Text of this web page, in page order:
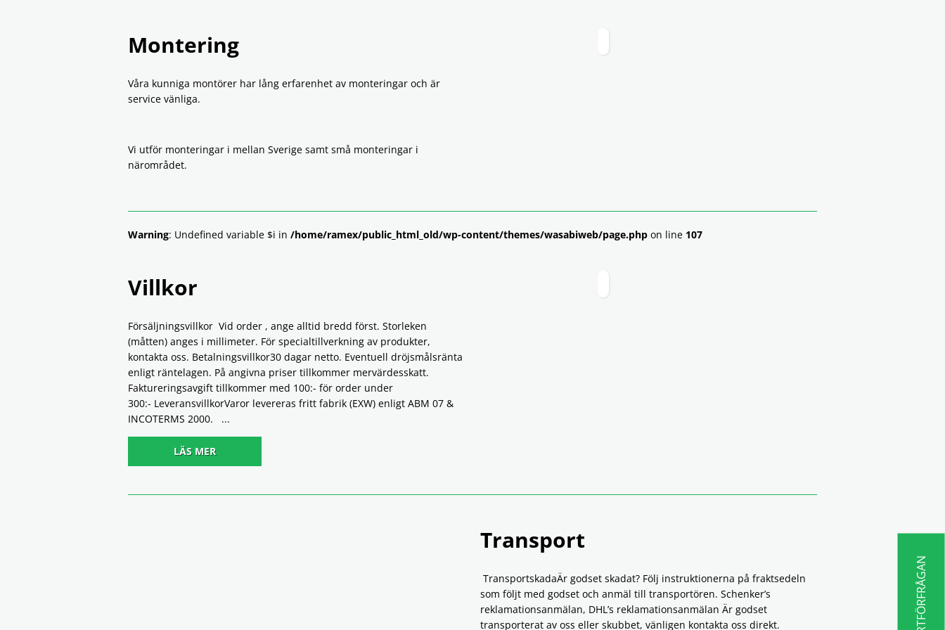
Montering
Våra kunniga montörer har lång erfarenhet av monteringar och är
service vänliga.
Vi utför monteringar i mellan Sverige samt små monteringar i
närområdet.
Warning: Undefined variable $i in /home/ramex/public_html_old/wp-content/themes/wasabiweb/page.php on line 107
Villkor
Försäljningsvillkor Vid order , ange alltid bredd först. Storleken
(måtten) anges i millimeter. För specialtillverkning av produkter,
kontakta oss. Betalningsvillkor30 dagar netto. Eventuell dröjsmålsränta
enligt räntelagen. På angivna priser tillkommer mervärdesskatt.
Faktureringsavgift tillkommer med 100:- för order under
300:- LeveransvillkorVaror levereras fritt fabrik (EXW) enligt ABM 07 &
INCOTERMS 2000. ...
LÄS MER
Transport
TransportskadaÄr godset skadat? Följ instruktionerna på fraktsedeln
som följt med godset och anmäl till transportören. Schenker’s
reklamationsanmälan, DHL’s reklamationsanmälan Är godset
transporterat av oss eller skubbet, vänligen kontakta oss direkt.
OFFERTFÖRFRÅGAN